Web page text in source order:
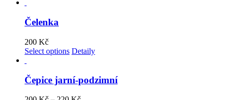
Čelenka
200 Kč
Select options Detaily
Čepice jarní-podzimní